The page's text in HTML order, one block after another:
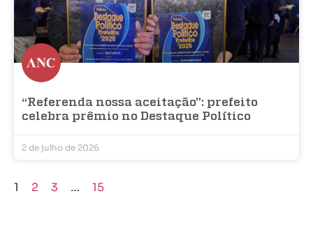
“Referenda nossa aceitação”: prefeito
celebra prêmio no Destaque Político
2 de julho de 2026
1 2 3 … 15